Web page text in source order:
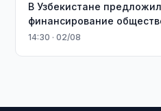
В Узбекистане
финансирование
14:30 · 02/08